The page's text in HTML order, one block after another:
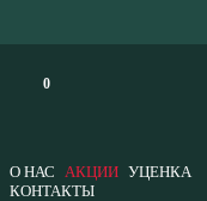
0
О НАС АКЦИИ УЦЕНКА
КОНТАКТЫ